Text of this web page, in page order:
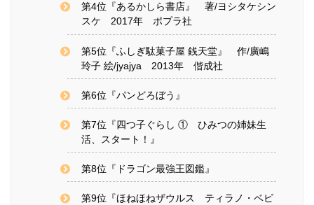
第4位『あるかしら書店』 著/ヨシタケシン
スケ 2017年 ポプラ社
第5位『ふしぎ駄菓子屋 銭天堂』 作/廣嶋
玲子 絵/jyajya 2013年 偕成社
第6位『パンどろぼう』
第7位『四つ子ぐらし ① ひみつの姉妹生
活、スタート！』
第8位『ドラゴン最強王図鑑』
第9位『ほねほねザウルス ティラノ・ベビ